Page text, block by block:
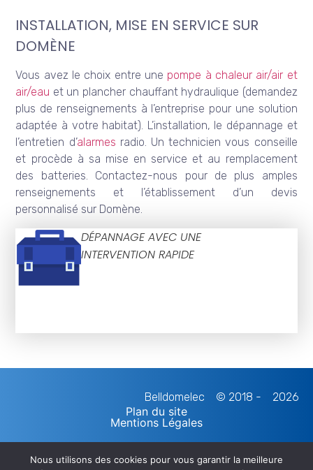
INSTALLATION, MISE EN SERVICE SUR
DOMÈNE
Vous avez le choix entre une pompe à chaleur air/air et
air/eau et un plancher chauffant hydraulique (demandez
plus de renseignements à l’entreprise pour une solution
adaptée à votre habitat). L’installation, le dépannage et
l’entretien d’alarmes radio. Un technicien vous conseille
et procède à sa mise en service et au remplacement
des batteries. Contactez-nous pour de plus amples
renseignements et l’établissement d’un devis
personnalisé sur Domène.
DÉPANNAGE AVEC UNE
INTERVENTION RAPIDE
Belldomelec © 2018 - 2026
Plan du site
Mentions Légales
Nous utilisons des cookies pour vous garantir la meilleure